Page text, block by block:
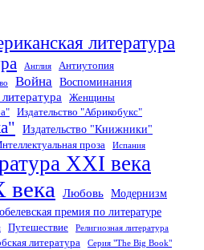
литература
Англия
Антиутопия
Война Воспоминания
Женщины
Издательство "Абрикобукс"
Издательство "Книжники"
проза Испания
XXI века
века Любовь Модернизм
премия по литературе
Путешествие Религиозная литература
литература Серия "The Big Book"